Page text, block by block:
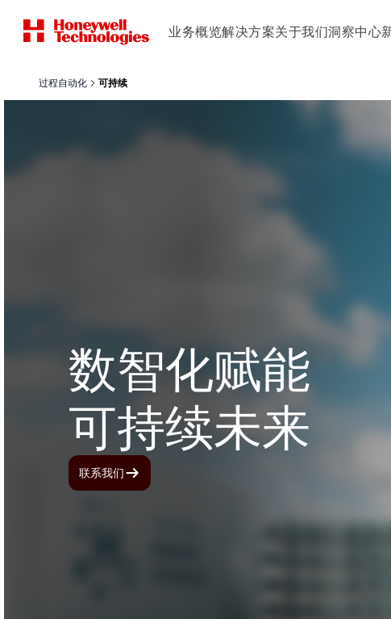
业务概览解决方案关于我们洞察中心
过程自动化 可持续
数智化赋能
可持续未来
联系我们